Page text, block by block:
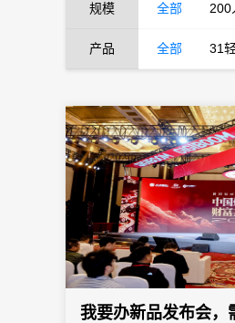
规模 全部 200
产品 全部 31
我要办新品发布会，